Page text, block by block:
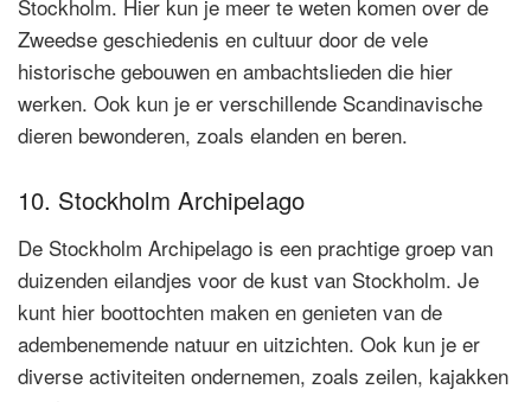
Stockholm. Hier kun je meer te weten komen over de
Zweedse geschiedenis en cultuur door de vele
historische gebouwen en ambachtslieden die hier
werken. Ook kun je er verschillende Scandinavische
dieren bewonderen, zoals elanden en beren.
10. Stockholm Archipelago
De Stockholm Archipelago is een prachtige groep van
duizenden eilandjes voor de kust van Stockholm. Je
kunt hier boottochten maken en genieten van de
adembenemende natuur en uitzichten. Ook kun je er
diverse activiteiten ondernemen, zoals zeilen, kajakken